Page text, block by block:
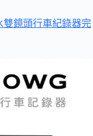
雙鏡頭行車紀錄器完